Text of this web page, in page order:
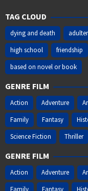
TAG CLOUD
dying and death
high school
friendship
based on novel or book
GENRE FILM
Action Adventure
Family
Fantasy
Science Fiction
Thriller
GENRE FILM
Action Adventure